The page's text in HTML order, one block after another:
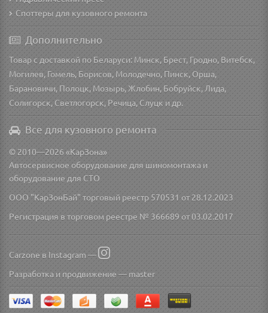
Споттеры для кузовного ремонта
Дополнительно
Товар с доставкой по Беларуси: Минск, Брест, Гродно, Витебск,
Могилев, Гомель, Борисов, Молодечно, Пинск, Орша,
Барановичи, Полоцк, Мозырь, Жлобин, Бобруйск, Лида,
Солигорск, Светлогорск, Речица, Слуцк и др.
Все для кузовного ремонта
© 2010—2026 «КарЗона»
Автосервисное оборудование для шиномонтажа и
оборудование для СТО
ООО "КарЗонБай" торговый реестр 570531 от 28.12.2023
Регистрация в торговом реестре № 366689 от 03.02.2017
Carzone в Instagram —
Разработка и продвижение —master